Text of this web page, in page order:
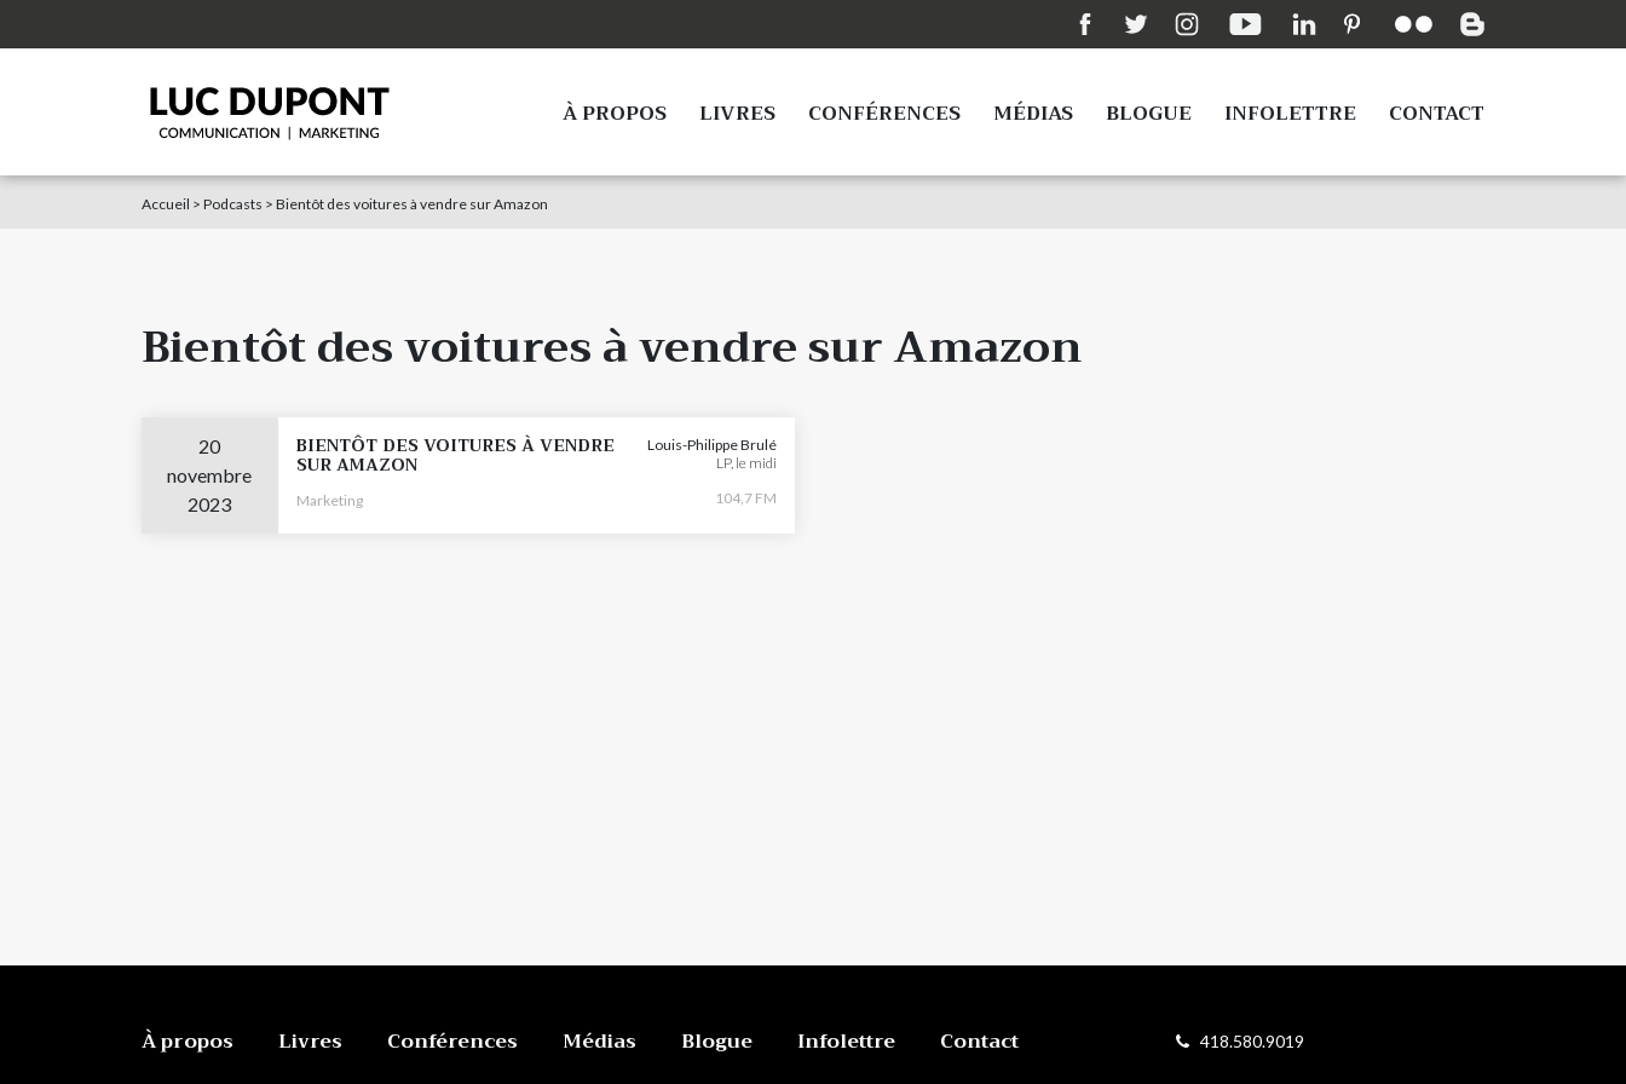
À PROPOS LIVRES CONFÉRENCES MÉDIAS BLOGUE INFOLETTRE CONTACT
Accueil > Podcasts > Bientôt des voitures à vendre sur Amazon
Bientôt des voitures à vendre sur Amazon
20
novembre
2023
BIENTÔT DES VOITURES À VENDRE
SUR AMAZON
Marketing
Louis-Philippe Brulé
LP, le midi
104,7 FM
À propos Livres Conférences Médias Blogue Infolettre Contact 418.580.9019